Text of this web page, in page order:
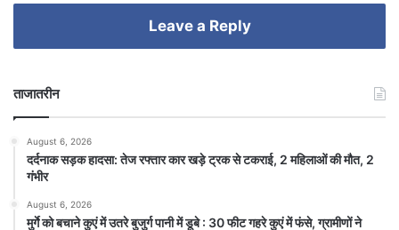
Leave a Reply
ताजातरीन
August 6, 2026
दर्दनाक सड़क हादसा: तेज रफ्तार कार खड़े ट्रक से टकराई, 2 महिलाओं की मौत, 2
गंभीर
August 6, 2026
मुर्गे को बचाने कुएं में उतरे बुजुर्ग पानी में डूबे : 30 फीट गहरे कुएं में फंसे, ग्रामीणों ने